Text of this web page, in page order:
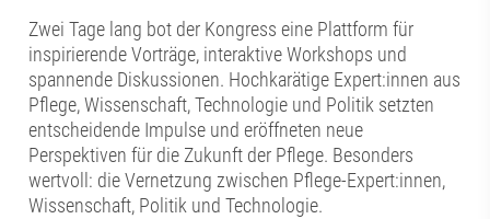
Zwei Tage lang bot der Kongress eine Plattform für
inspirierende Vorträge, interaktive Workshops und
spannende Diskussionen. Hochkarätige Expert:innen aus
Pflege, Wissenschaft, Technologie und Politik setzten
entscheidende Impulse und eröffneten neue
Perspektiven für die Zukunft der Pflege. Besonders
wertvoll: die Vernetzung zwischen Pflege-Expert:innen,
Wissenschaft, Politik und Technologie.